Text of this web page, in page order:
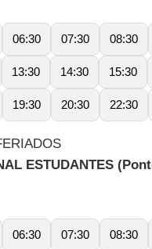
06:30 07:30 08:30
13:30 14:30 15:30
19:30 20:30 22:30
ESTUDANTES
06:30 07:30 08:30